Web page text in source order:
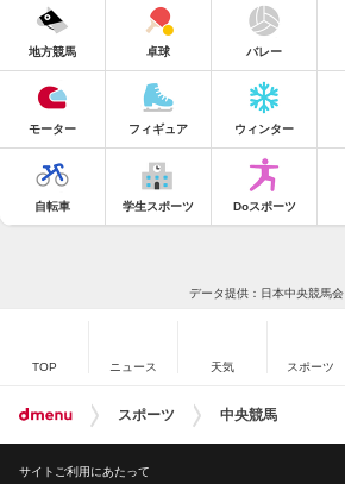
地方競馬 卓球 バレー
モーター フィギュア ウィンター
自転車 学生スポーツ Doスポーツ
データ提供：日本中央競馬会
TOP ニュース 天気 スポーツ
スポーツ 中央競馬
サイトご利用にあたって